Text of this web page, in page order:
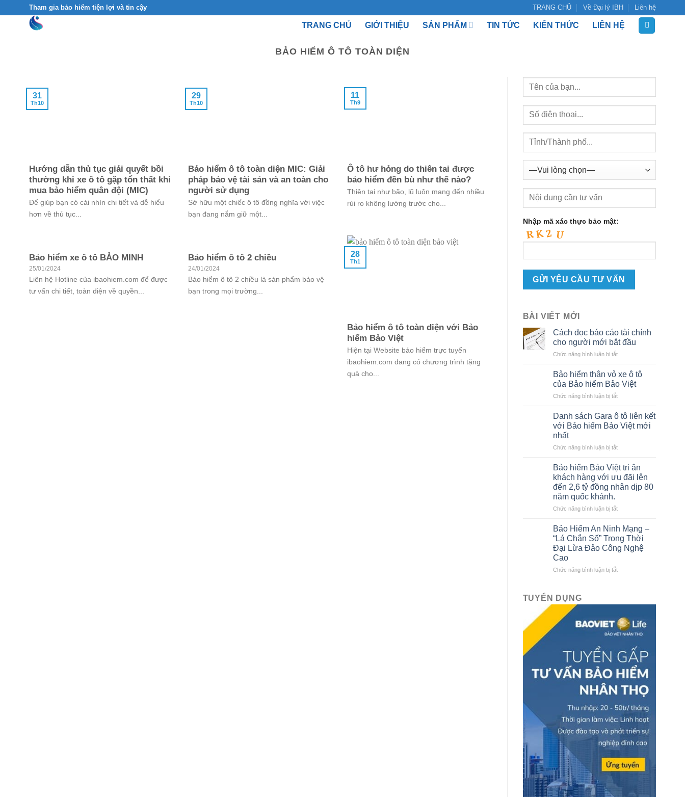
Tham gia bảo hiểm tiện lợi và tin cậy TRANG CHỦ Về Đại lý IBH Liên hệ
TRANG CHỦ GIỚI THIỆU SẢN PHẨM TIN TỨC KIẾN THỨC LIÊN HỆ
BẢO HIỂM Ô TÔ TOÀN DIỆN
Hướng dẫn thủ tục giải quyết bồi
thường khi xe ô tô gặp tổn thất khi
mua bảo hiểm quân đội (MIC)
Để giúp bạn có cái nhìn chi tiết và dễ hiểu
hơn về thủ tục...
31
Th10
Bảo hiểm ô tô toàn diện MIC: Giải
pháp bảo vệ tài sản và an toàn cho
người sử dụng
Sở hữu một chiếc ô tô đồng nghĩa với việc
bạn đang nắm giữ một...
29
Th10
Ô tô hư hỏng do thiên tai được
bảo hiểm đền bù như thế nào?
Thiên tai như bão, lũ luôn mang đến nhiều
rủi ro không lường trước cho...
11
Th9
Bảo hiểm ô tô toàn diện với Bảo
hiểm Bảo Việt
Hiện tại Website bảo hiểm trực tuyến
ibaohiem.com đang có chương trình tặng
quà cho...
28
Th1
Bảo hiểm xe ô tô BẢO MINH
25/01/2024
Liên hệ Hotline của ibaohiem.com để được
tư vấn chi tiết, toàn diện về quyền...
Bảo hiểm ô tô 2 chiều
24/01/2024
Bảo hiểm ô tô 2 chiều là sản phẩm bảo vệ
bạn trong mọi trường...
Nhập mã xác thực bảo mật:
BÀI VIẾT MỚI
Cách đọc báo cáo tài chính
cho người mới bắt đầu
Chức năng bình luận bị tắtở
báo
cáo
tài
cho
người
đầu
Bảo hiểm thân vỏ xe ô tô
của Bảo hiểm Bảo Việt
Chức năng bình luận bị tắtở
hiểm
thân
vỏ
ô
của
Bảo
hiểm
Bảo
Danh sách Gara ô tô liên kết
với Bảo hiểm Bảo Việt mới
nhất
Chức năng bình luận bị tắtở
sách
Gara
ô
tô
kết
Bảo
hiểm
Bảo
Việt
nhất
Bảo hiểm Bảo Việt tri ân
khách hàng với ưu đãi lên
đến 2,6 tỷ đồng nhân dịp 80
năm quốc khánh.
Chức năng bình luận bị tắtở
hiểm
Bảo
Việt
tri
khách
đãi
đến
2,6
tỷ
nhân
dịp
80
năm
quốc
Bảo Hiểm An Ninh Mạng –
“Lá Chắn Số” Trong Thời
Đại Lừa Đảo Công Nghệ
Cao
Chức năng bình luận bị tắtở
Ninh
–
“Lá
Chắn
Trong
Thời
Đại
Lừa
Nghệ
Cao
TUYỂN DỤNG